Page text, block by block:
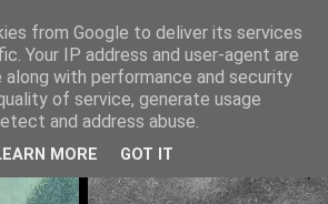
de Javier
Primaria
▼
from Google to deliver its services
Your IP address and user-agent are
along with performance and security
of service, generate usage
and address abuse.
MORE GOT IT